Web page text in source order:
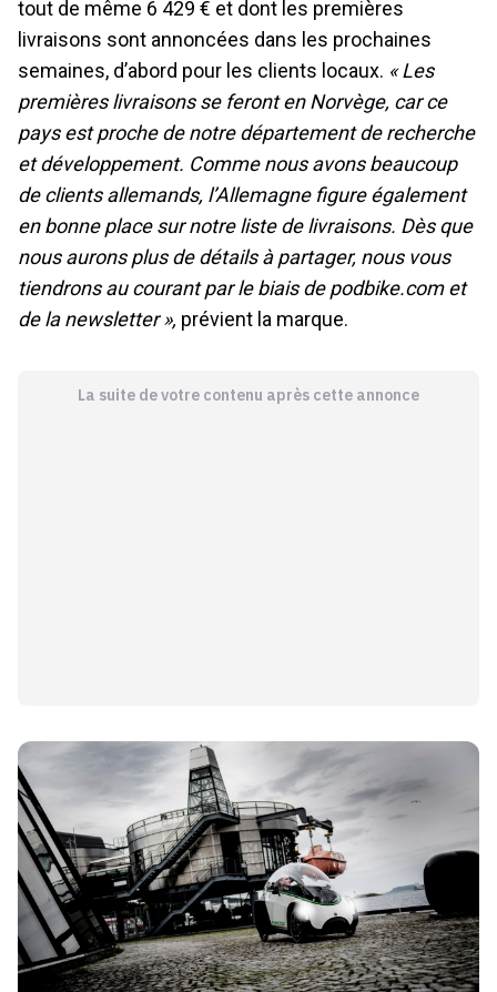
tout de même 6 429 € et dont les premières
livraisons sont annoncées dans les prochaines
semaines, d’abord pour les clients locaux. « Les
premières livraisons se feront en Norvège, car ce
pays est proche de notre département de recherche
et développement. Comme nous avons beaucoup
de clients allemands, l’Allemagne figure également
en bonne place sur notre liste de livraisons. Dès que
nous aurons plus de détails à partager, nous vous
tiendrons au courant par le biais de podbike.com et
de la newsletter », prévient la marque.
La suite de votre contenu après cette annonce